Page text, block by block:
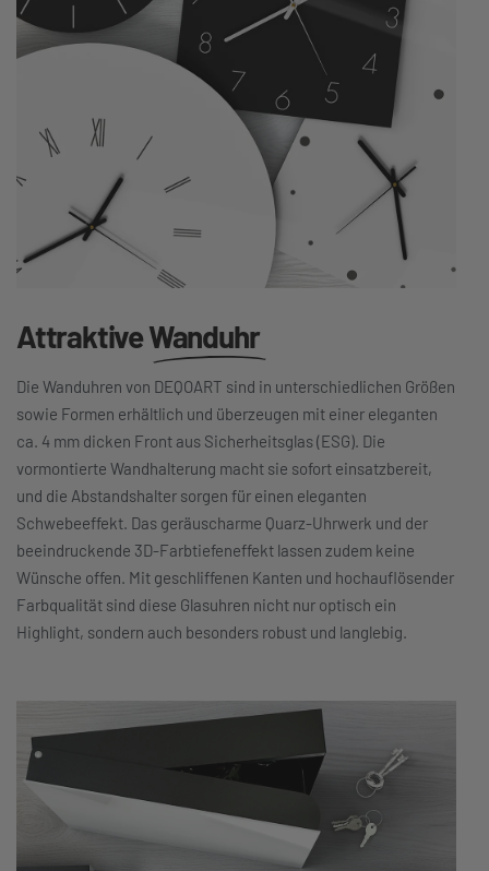
AttraktiveWanduhr
Die Wanduhren von DEQOART sind in unterschiedlichen Größen
sowie Formen erhältlich und überzeugen mit einer eleganten
ca. 4 mm dicken Front aus Sicherheitsglas (ESG). Die
vormontierte Wandhalterung macht sie sofort einsatzbereit,
und die Abstandshalter sorgen für einen eleganten
Schwebeeffekt. Das geräuscharme Quarz-Uhrwerk und der
beeindruckende 3D-Farbtiefeneffekt lassen zudem keine
Wünsche offen. Mit geschliffenen Kanten und hochauflösender
Farbqualität sind diese Glasuhren nicht nur optisch ein
Highlight, sondern auch besonders robust und langlebig.